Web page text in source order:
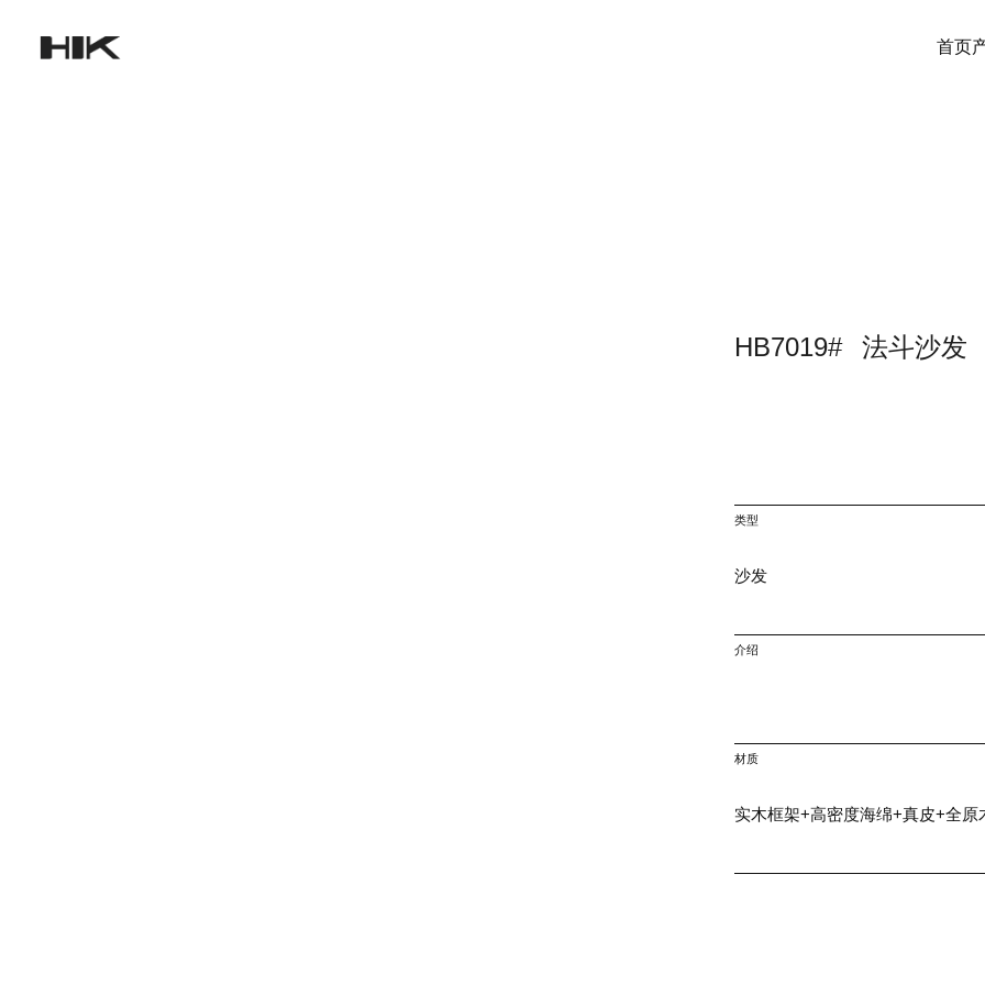
首页
HB7019# 法斗沙发
类型
沙发
介绍
材质
实木框架+高密度海绵+真皮+全原